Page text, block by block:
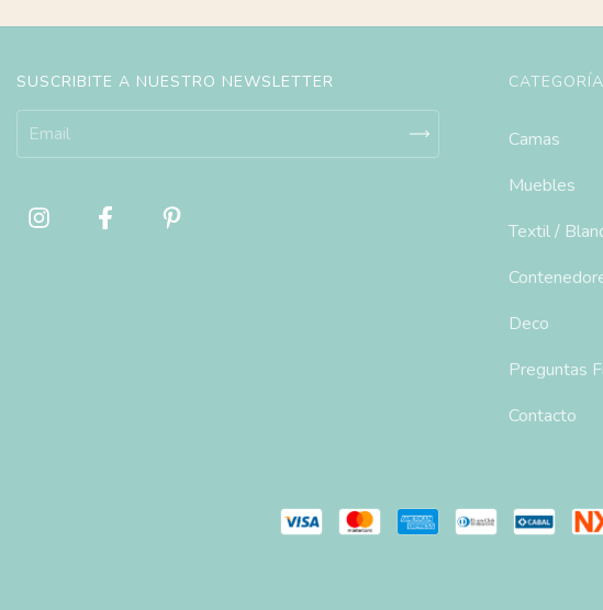
SUSCRIBITE A NUESTRO NEWSLETTER
Camas
Muebles
Textil /
Deco
Preguntas
Contacto